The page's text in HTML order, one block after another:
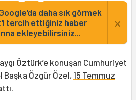
daha sık görmek
tercih ettiğiniz haber
ekleyebilirsiniz...
×
Öztürk’e konuşan Cumhuriyet
Başka Özgür Özel, 15 Temmuz